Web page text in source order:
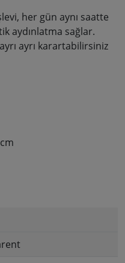
her gün aynı saatte
aydınlatma sağlar.
ayrı karartabilirsiniz